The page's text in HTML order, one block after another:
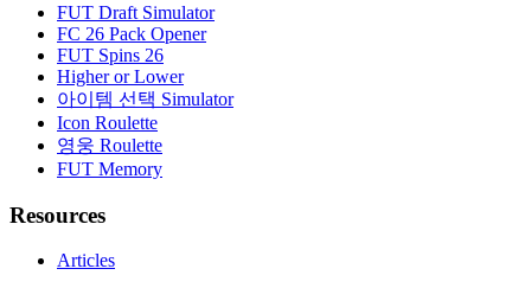
FUT Draft Simulator
FC 26 Pack Opener
FUT Spins 26
Higher or Lower
아이템 선택 Simulator
Icon Roulette
영웅 Roulette
FUT Memory
Resources
Articles